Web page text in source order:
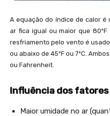
6
2
1
5
\
d
o
t
A equação do índice de calor
ar fica igual ou maior que 80ºF
resfriamento pelo vento é
ou abaixo de 45ºF ou 7ºC.
ou Fahrenheit.
Influência dos fatores
Maior umidade no ar